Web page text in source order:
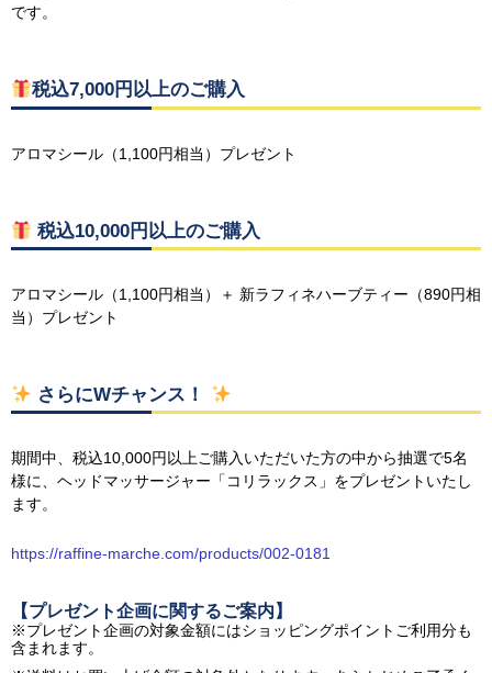
です。
税込7,000円以上のご購入
アロマシール（1,100円相当）プレゼント
税込10,000円以上のご購入
アロマシール（1,100円相当）＋ 新ラフィネハーブティー（890円相
当）プレゼント
さらにWチャンス！
期間中、税込10,000円以上ご購入いただいた方の中から抽選で5名
様に、ヘッドマッサージャー「コリラックス」をプレゼントいたし
ます。
https://raffine-marche.com/products/002-0181
【プレゼント企画に関するご案内】
※プレゼント企画の対象金額にはショッピングポイントご利用分も
含まれます。